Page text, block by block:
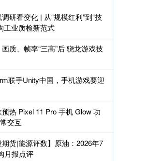
研看变化 | 从“规模红利”到“技
工业质检新范式
质、帧率“三高”后 骁龙游戏技
联手Unity中国，手机游戏要迎
热 Pixel 11 Pro 手机 Glow 功
交互
货|能源评数】原油：2026年7
月报点评